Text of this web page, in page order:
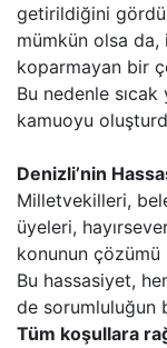
getirildiğini
mümkün olsa da,
koparmayan bir
Bu nedenle
kamuoyu
Denizli’nin
Milletvekilleri,
üyeleri,
konunun
Bu hassasiyet,
de sorumluluğun
Tüm koşullara